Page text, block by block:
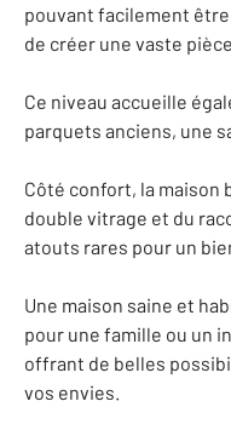
pouvant facilement
de créer une vaste
Ce niveau accueille
parquets anciens, une
Côté confort, la maison
double vitrage et du
atouts rares pour un
Une maison saine et
pour une famille ou un
offrant de belles
vos envies.